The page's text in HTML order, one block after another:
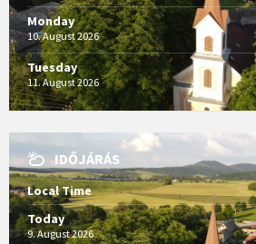
Monday
10. August 2026
Tuesday
11. August 2026
IDŐJÁRÁS
Local Time
Today
9. August 2026